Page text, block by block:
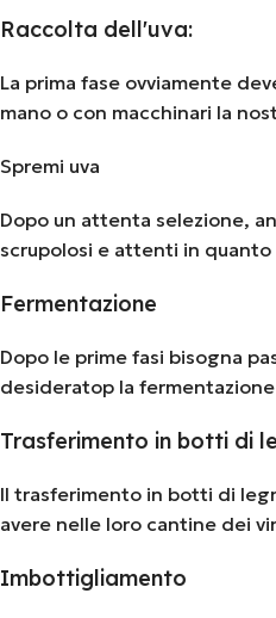
Raccolta dell'uva:
La prima fase ovviamente
mano o con macchinari la
Spremi uva
Dopo un attenta selezione,
scrupolosi e attenti in
Fermentazione
Dopo le prime fasi bisogna
desideratop la
Trasferimento in botti di
Il trasferimento in botti di
avere nelle loro cantine dei
Imbottigliamento